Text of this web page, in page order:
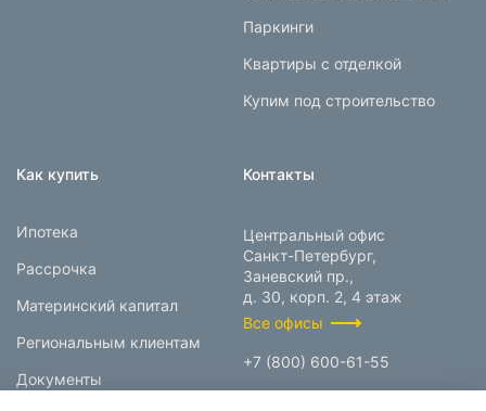
Паркинги
Квартиры с отделкой
Купим под строительство
Как купить
Ипотека
Рассрочка
Материнский капитал
Региональным клиентам
Документы
Контакты
Центральный офис
Санкт-Петербург,
Заневский пр.,
д. 30, корп. 2, 4 этаж
Все офисы
+7 (800) 600-61-55